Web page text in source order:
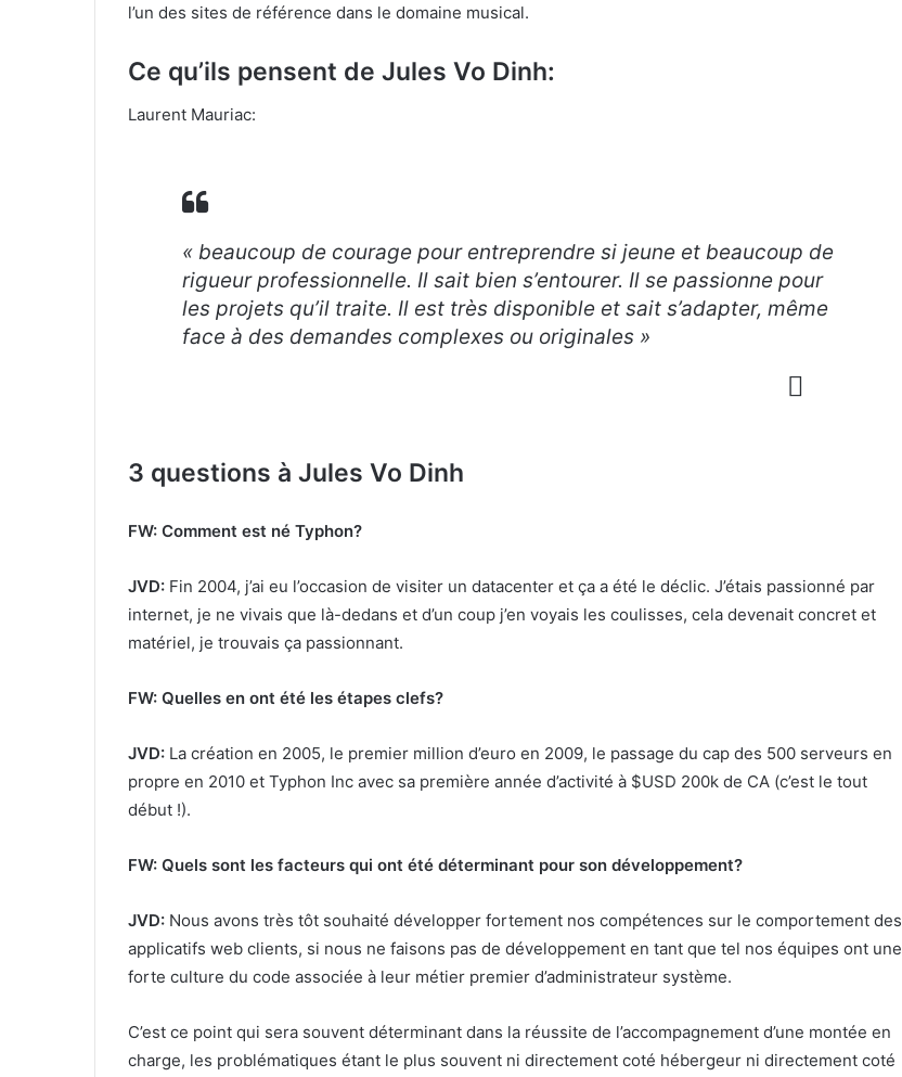
l’un des sites de référence dans le domaine musical.
Ce qu’ils pensent de Jules Vo Dinh:
Laurent Mauriac:
« beaucoup de courage pour entreprendre si jeune et beaucoup de
rigueur professionnelle. Il sait bien s’entourer. Il se passionne pour
les projets qu’il traite. Il est très disponible et sait s’adapter, même
face à des demandes complexes ou originales »
3 questions à Jules Vo Dinh
FW: Comment est né Typhon?
JVD: Fin 2004, j’ai eu l’occasion de visiter un datacenter et ça a été le déclic. J’étais passionné par
internet, je ne vivais que là-dedans et d’un coup j’en voyais les coulisses, cela devenait concret et
matériel, je trouvais ça passionnant.
FW: Quelles en ont été les étapes clefs?
JVD: La création en 2005, le premier million d’euro en 2009, le passage du cap des 500 serveurs en
propre en 2010 et Typhon Inc avec sa première année d’activité à $USD 200k de CA (c’est le tout
début !).
FW: Quels sont les facteurs qui ont été déterminant pour son développement?
JVD: Nous avons très tôt souhaité développer fortement nos compétences sur le comportement des
applicatifs web clients, si nous ne faisons pas de développement en tant que tel nos équipes ont une
forte culture du code associée à leur métier premier d’administrateur système.
C’est ce point qui sera souvent déterminant dans la réussite de l’accompagnement d’une montée en
charge, les problématiques étant le plus souvent ni directement coté hébergeur ni directement coté